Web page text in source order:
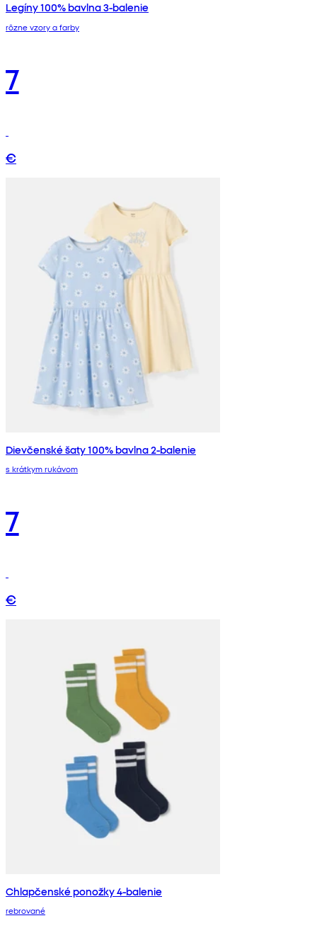
Legíny 100% bavlna 3-balenie
rôzne vzory a farby
7
€
Dievčenské šaty 100% bavlna 2-balenie
s krátkym rukávom
7
€
Chlapčenské ponožky 4-balenie
rebrované